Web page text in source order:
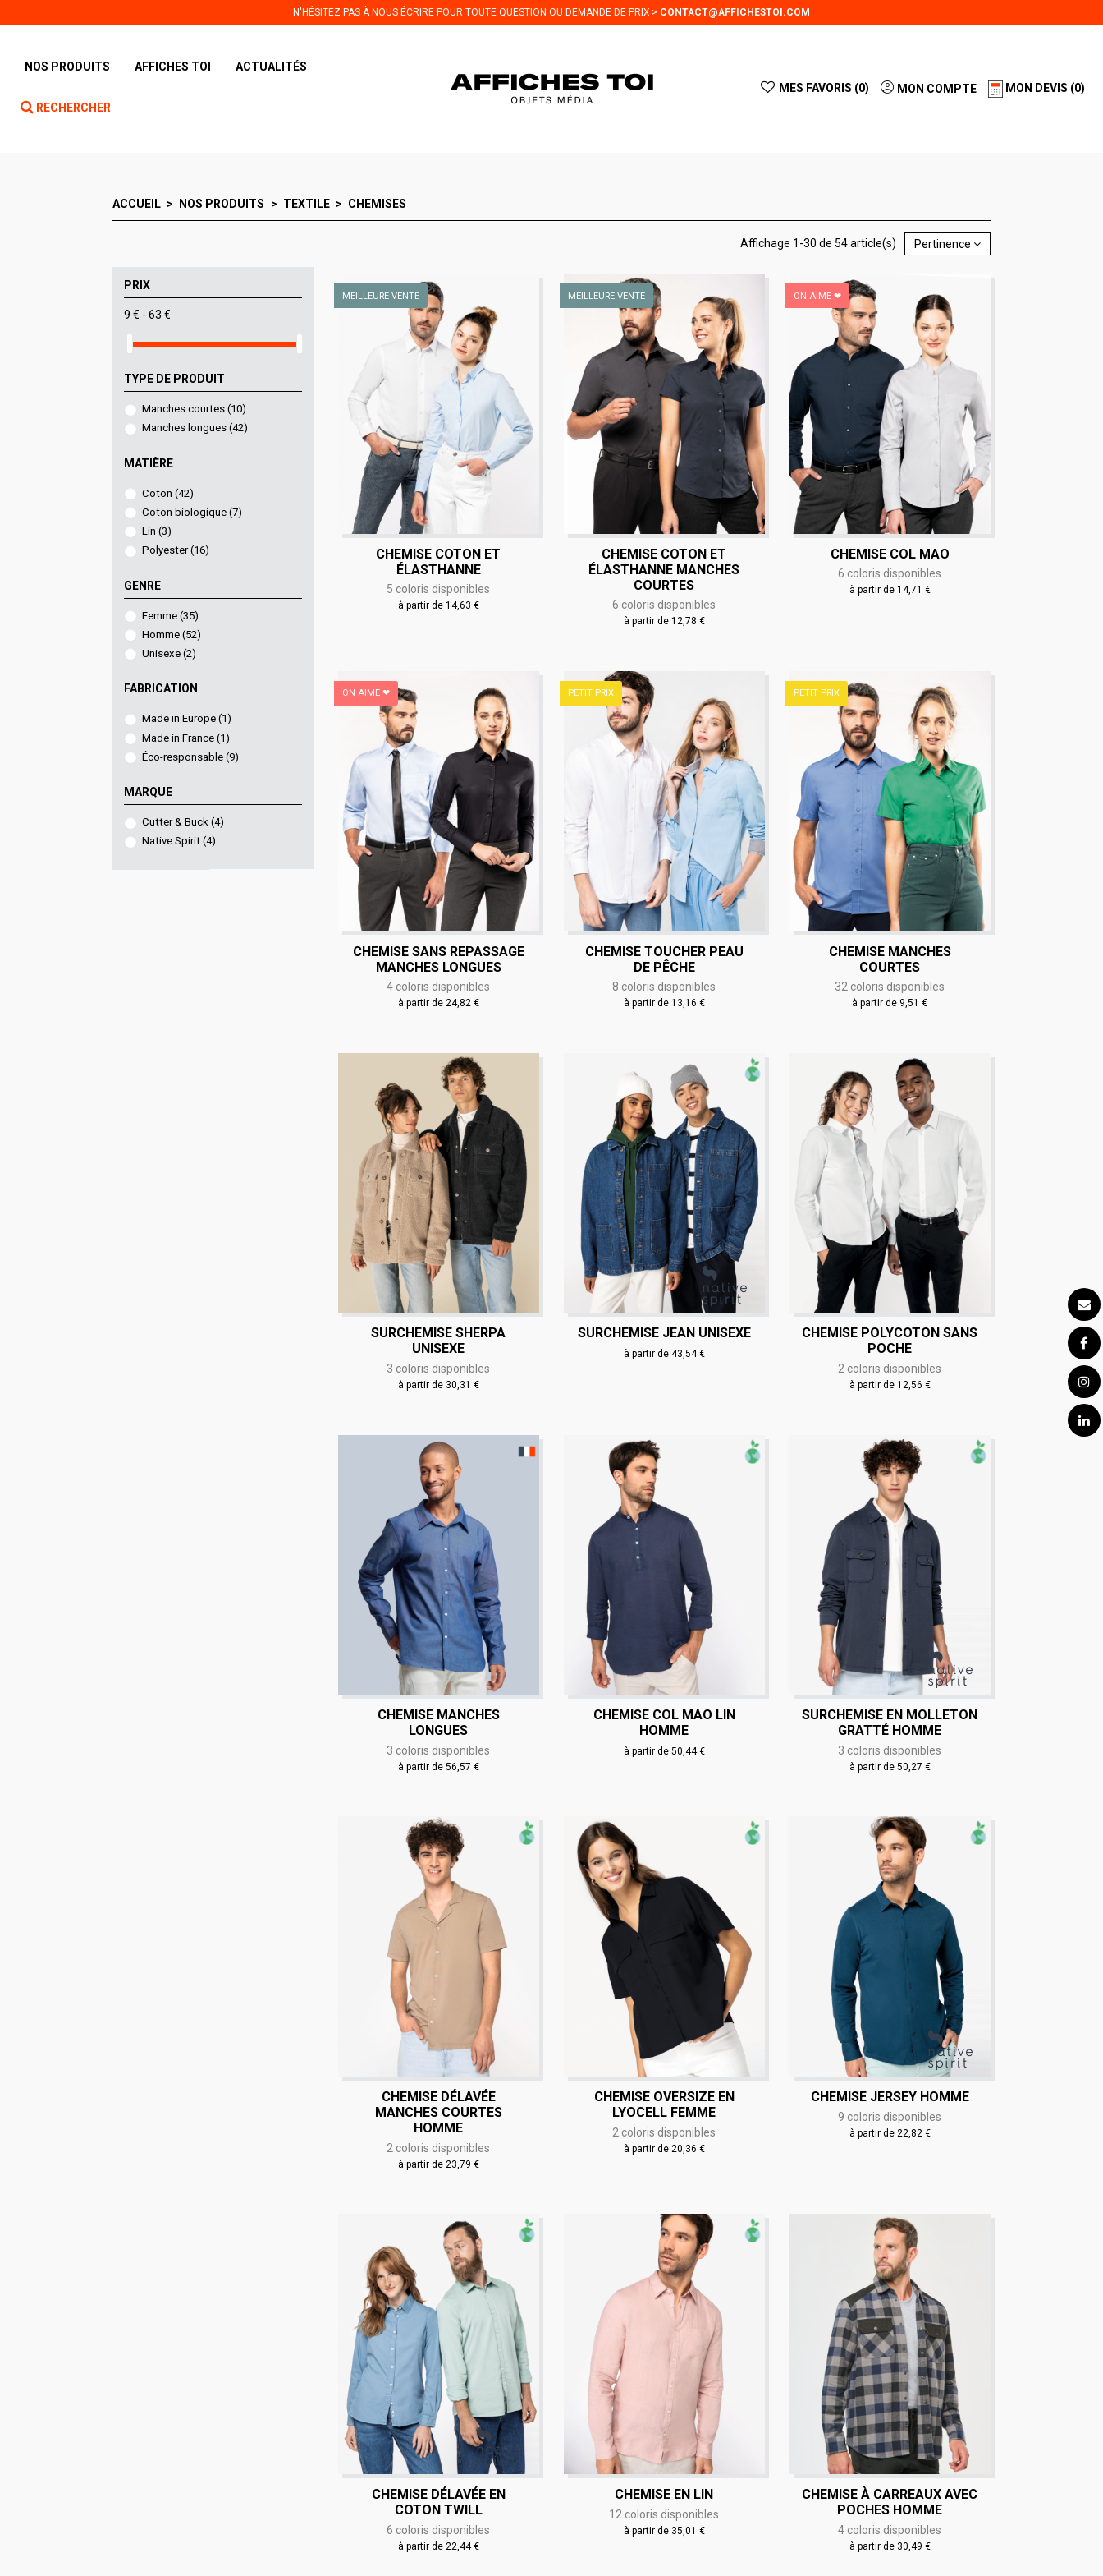
N'HÉSITEZ PAS À NOUS ÉCRIRE POUR TOUTE QUESTION OU DEMANDE DE PRIX > CONTACT@AFFICHESTOI.COM
NOS PRODUITS AFFICHES TOI ACTUALITÉS
RECHERCHER
MES FAVORIS (0) MON COMPTE MON DEVIS (0)
ACCUEIL NOS PRODUITS TEXTILE CHEMISES
Affichage 1-30 de 54 article(s) Pertinence
MEILLEURE VENTE
CHEMISE COTON ET
ÉLASTHANNE
5 coloris disponibles
à partir de 14,63 €
MEILLEURE VENTE
CHEMISE COTON ET
ÉLASTHANNE MANCHES
COURTES
6 coloris disponibles
à partir de 12,78 €
ON AIME ❤
CHEMISE COL MAO
6 coloris disponibles
à partir de 14,71 €
ON AIME ❤
CHEMISE SANS REPASSAGE
MANCHES LONGUES
4 coloris disponibles
à partir de 24,82 €
PETIT PRIX
CHEMISE TOUCHER PEAU
DE PÊCHE
8 coloris disponibles
à partir de 13,16 €
PETIT PRIX
CHEMISE MANCHES
COURTES
32 coloris disponibles
à partir de 9,51 €
SURCHEMISE SHERPA
UNISEXE
3 coloris disponibles
à partir de 30,31 €
SURCHEMISE JEAN UNISEXE
à partir de 43,54 €
CHEMISE POLYCOTON SANS
POCHE
2 coloris disponibles
à partir de 12,56 €
CHEMISE MANCHES
LONGUES
3 coloris disponibles
à partir de 56,57 €
CHEMISE COL MAO LIN
HOMME
à partir de 50,44 €
SURCHEMISE EN MOLLETON
GRATTÉ HOMME
3 coloris disponibles
à partir de 50,27 €
CHEMISE DÉLAVÉE
MANCHES COURTES
HOMME
2 coloris disponibles
à partir de 23,79 €
CHEMISE OVERSIZE EN
LYOCELL FEMME
2 coloris disponibles
à partir de 20,36 €
CHEMISE JERSEY HOMME
9 coloris disponibles
à partir de 22,82 €
CHEMISE DÉLAVÉE EN
COTON TWILL
6 coloris disponibles
à partir de 22,44 €
CHEMISE EN LIN
12 coloris disponibles
à partir de 35,01 €
CHEMISE À CARREAUX AVEC
POCHES HOMME
4 coloris disponibles
à partir de 30,49 €
PRIX
9 € - 63 €
TYPE DE PRODUIT
Manches courtes (10)
Manches longues (42)
MATIÈRE
Coton (42)
Coton biologique (7)
Lin (3)
Polyester(16)
GENRE
Femme (35)
Homme (52)
Unisexe (2)
FABRICATION
Made in Europe (1)
Made in France (1)
Éco-responsable (9)
MARQUE
Cutter & Buck (4)
Native Spirit (4)